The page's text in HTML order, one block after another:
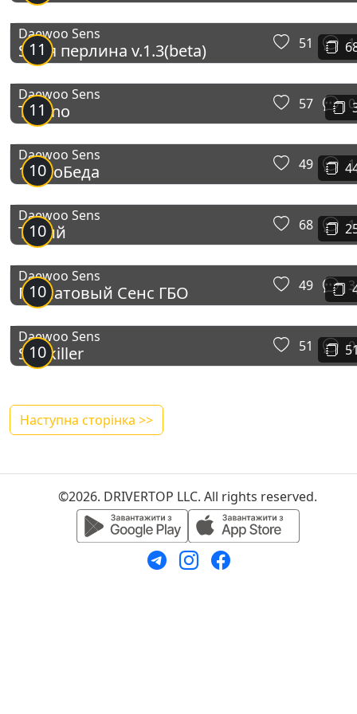
11
Daewoo Sens
Sиня перлина v.1.3(beta) 51 1
11
Daewoo Sens
Trueno 57 0
10
Daewoo Sens
1.3 поБеда 49 1
10
Daewoo Sens
Тихий 68 1
10
Daewoo Sens
Гранатовый Сенс ГБО 49 3
10
Daewoo Sens
Starkiller 51 0
Наступна сторінка >>
©2026. DRIVERTOP LLC. All rights reserved.